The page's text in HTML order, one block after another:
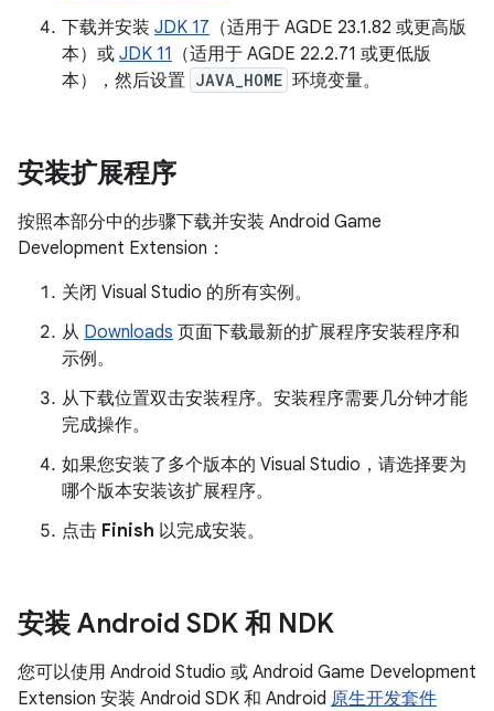
下载并安装 JDK 17 （适用于 AGDE 23.1.82 或更高版
本）或 JDK 11 （适用于 AGDE 22.2.71 或更低版
本），然后设置 JAVA_HOME 环境变量。
安装扩展程序
按照本部分中的步骤下载并安装 Android Game
Development Extension：
关闭 Visual Studio 的所有实例。
从 Downloads 页面下载最新的扩展程序安装程序和
示例。
从下载位置双击安装程序。安装程序需要几分钟才能
完成操作。
如果您安装了多个版本的 Visual Studio，请选择要为
哪个版本安装该扩展程序。
点击 Finish 以完成安装。
安装 Android SDK 和 NDK
您可以使用 Android Studio 或 Android Game Development
Extension 安装 Android SDK 和 Android 原生开发套件